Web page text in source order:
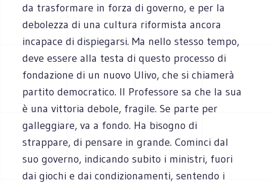
da trasformare in forza di governo, e per la
debolezza di una cultura riformista ancora
incapace di dispiegarsi. Ma nello stesso tempo,
deve essere alla testa di questo processo di
fondazione di un nuovo Ulivo, che si chiamerà
partito democratico. Il Professore sa che la sua
è una vittoria debole, fragile. Se parte per
galleggiare, va a fondo. Ha bisogno di
strappare, di pensare in grande. Cominci dal
suo governo, indicando subito i ministri, fuori
dai giochi e dai condizionamenti, sentendo i